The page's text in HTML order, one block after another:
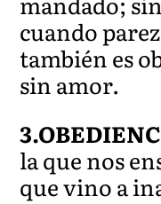
cuando
también es
sin amor.
la que nos
que vino a